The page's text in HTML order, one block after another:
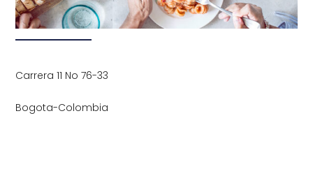
Carrera 11 No 76-33
Bogota-Colombia